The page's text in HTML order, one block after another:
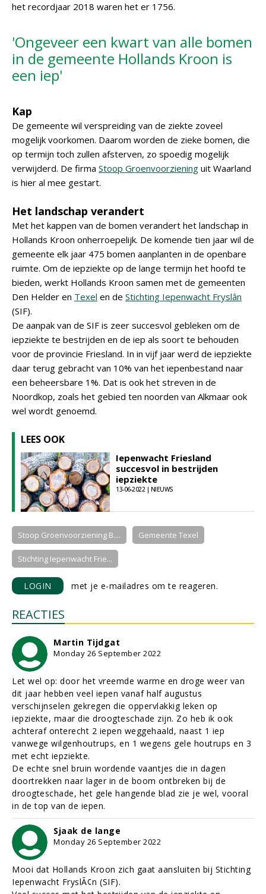
het recordjaar 2018 waren het er 1756.
'Ongeveer een kwart van alle bomen
in de gemeente Hollands Kroon is
een iep'
Kap
De gemeente wil verspreiding van de ziekte zoveel
mogelijk voorkomen. Daarom worden de zieke bomen, die
op termijn toch zullen afsterven, zo spoedig mogelijk
verwijderd. De firma Stoop Groenvoorziening uit Waarland
is hier al mee gestart.
Het landschap verandert
Met het kappen van de bomen verandert het landschap in
Hollands Kroon onherroepelijk. De komende tien jaar wil de
gemeente elk jaar 475 bomen aanplanten in de openbare
ruimte. Om de iepziekte op de lange termijn het hoofd te
bieden, werkt Hollands Kroon samen met de gemeenten
Den Helder en Texel en de Stichting Iepenwacht Fryslân
(SIF).
De aanpak van de SIF is zeer succesvol gebleken om de
iepziekte te bestrijden en de iep als soort te behouden
voor de provincie Friesland. In in vijf jaar werd de iepziekte
daar terug gebracht van 10% van het iepenbestand naar
een beheersbare 1%. Dat is ook het streven in de
Noordkop, zoals het gebied ten noorden van Alkmaar ook
wel wordt genoemd.
LEES OOK
Iepenwacht Friesland
succesvol in bestrijden
iepziekte
13-06-2022 | NIEUWS
Stoop Groenvoorziening B.... Gemeente Texel
Stichting Iepenwacht Frie...
LOGIN met je e-mailadres om te reageren.
REACTIES
Martin Tijdgat
Monday 26 September 2022
Let wel op: door het vreemde warme en droge weer van
dit jaar hebben veel iepen vanaf half augustus
verschijnselen gekregen die oppervlakkig leken op
iepziekte, maar die droogteschade zijn. Zo heb ik ook
achteraf onterecht 2 iepen weggehaald, naast 1 iep
vanwege wilgenhoutrups, en 1 wegens gele houtrups en 3
met echt iepziekte.
De echte snel bruin wordende vaantjes die in dagen
doortrekken naar lager in de boom ontbreken bij de
droogteschade, het gele hangende blad zie je wel, vooral
in de top van de iepen.
Sjaak de lange
Monday 26 September 2022
Mooi dat Hollands Kroon zich gaat aansluiten bij Stichting
Iepenwacht FryslÃ¢n (SIF).